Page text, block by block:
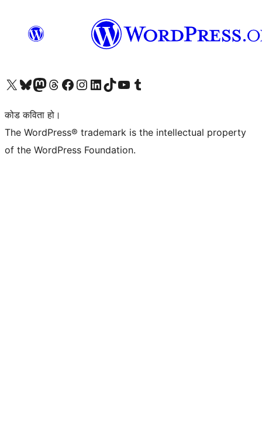
हाम्रो X (पहिले ट्विटर) खातामा जानुहोस्
हाम्रो Bluesky खाता भ्रमण गर्नुहोस्
हाम्रो म्यास्टोडन खाता भ्रमण गर्नुहोस्
हाम्रो थ्रेड्स खातामा जानुहोस्
हाम्रो फेसबुक पेजमा जानुहोस्
हाम्रो इन्स्टाग्राम खातामा जानुहोस्
हाम्रो लिङ्क्डइन खातामा जानुहोस्
हाम्रो TikTok खाता भ्रमण गर्नुहोस्
हाम्रो युट्युब च्यानलमा जानुहोस्
हाम्रो टम्बलर खाता भ्रमण गर्नुहोस्
कोड कविता हो।
The WordPress® trademark is the intellectual property
of the WordPress Foundation.